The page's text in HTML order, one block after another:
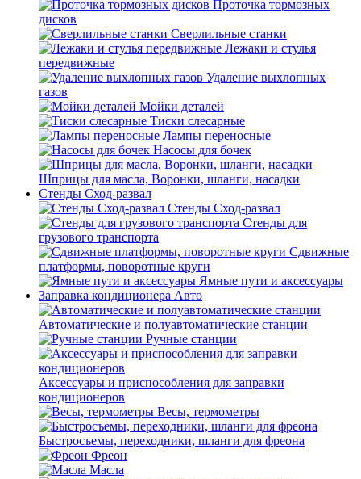
Проточка тормозных
дисков
Сверлильные станки
Лежаки и стулья
передвижные
Удаление выхлопных
газов
Мойки деталей
Тиски слесарные
Лампы переносные
Насосы для бочек
Шприцы для масла, Воронки, шланги, насадки
Стенды Сход-развал
Стенды Сход-развал
Стенды для
грузового транспорта
Сдвижные
платформы, поворотные круги
Ямные пути и аксессуары
Заправка кондиционера Авто
Автоматические и полуавтоматические станции
Ручные станции
Аксессуары и приспособления для заправки
кондиционеров
Весы, термометры
Быстросъемы, переходники, шланги для фреона
Фреон
Масла